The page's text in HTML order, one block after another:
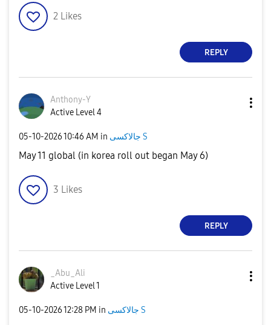
2 Likes
REPLY
Anthony-Y
Active Level 4
‎05-10-202610:46 AM in جالاكسى S
May 11 global (in korea roll out began May 6)
3 Likes
REPLY
_Abu_Ali
Active Level 1
‎05-10-202612:28 PM in جالاكسى S